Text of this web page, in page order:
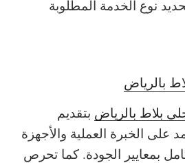
نوع الخدمة المطلوبة
بالرياض
بلاط بالرياض بتقديم
على الخبرة العملية والأجهزة
بمعايير الجودة. كما تحرص